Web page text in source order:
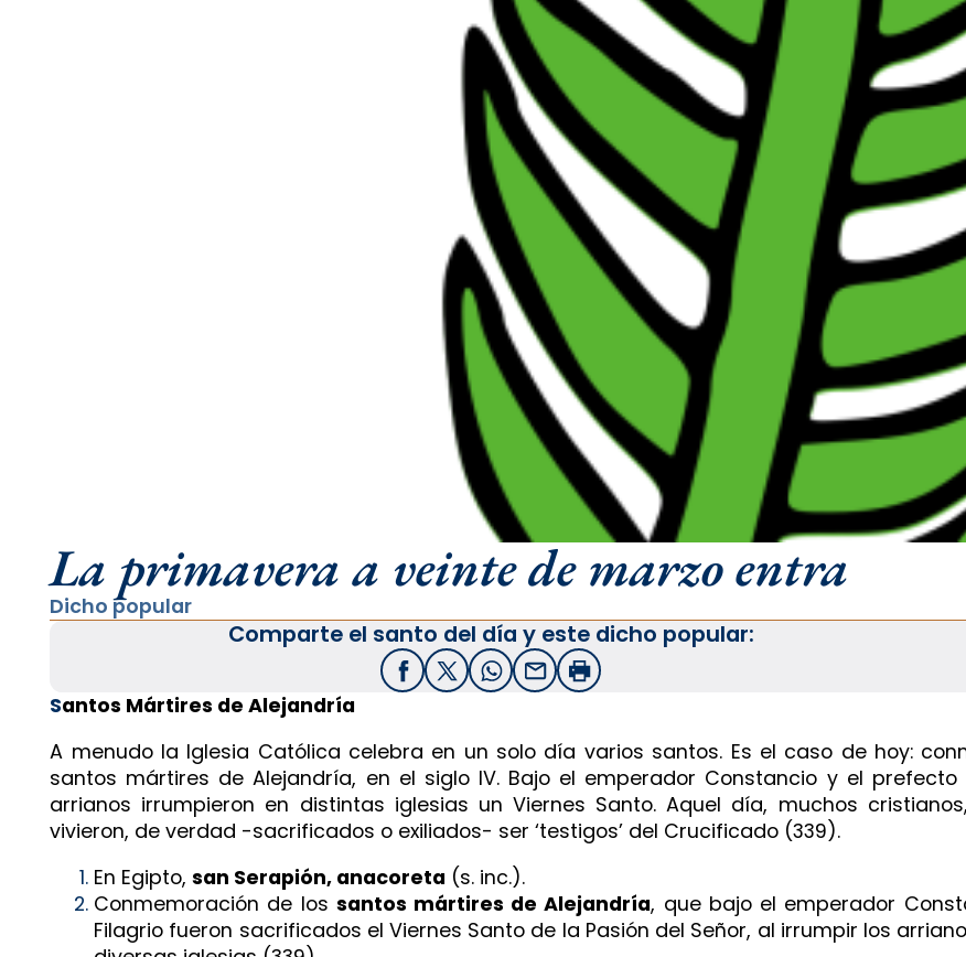
La primavera a veinte de marzo entra
Dicho popular
Comparte el santo del día y este dicho popular:
FacebookX / Twitter
WhatsApp
EmailImprimir
Santos Mártires de Alejandría
A menudo la Iglesia Católica celebra en un solo día varios santos. Es el caso de hoy:
santos mártires de Alejandría, en el siglo IV. Bajo el emperador Constancio y el prefecto
arrianos irrumpieron en distintas iglesias un Viernes Santo. Aquel día, muchos
vivieron, de verdad -sacrificados o exiliados- ser ‘testigos’ del Crucificado (339).
En Egipto,san Serapión, anacoreta (s. inc.).
Conmemoración de los santos mártires de Alejandría, que bajo el emperador
Filagrio fueron sacrificados el Viernes Santo de la Pasión del Señor, al irrumpir los